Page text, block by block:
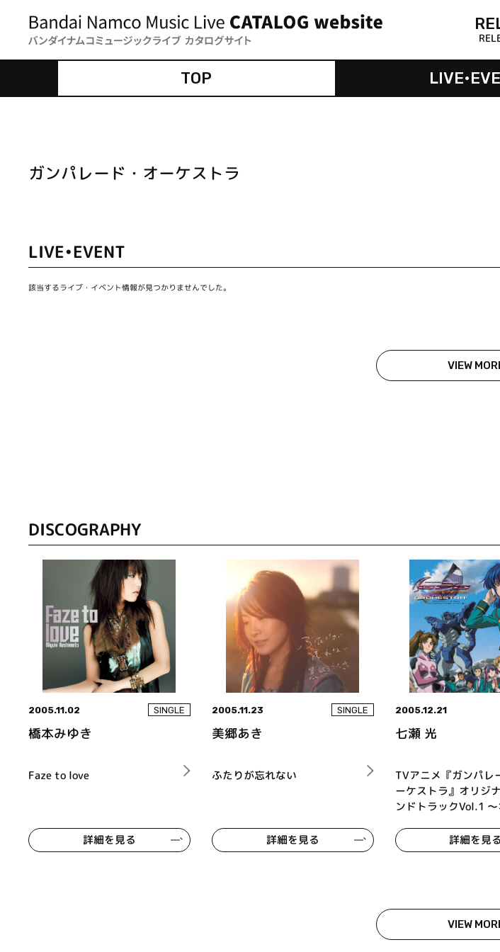
TOP
ガンパレード・オーケストラ
LIVE•EVENT
該当するライブ・イベント情報が見つかりませんでした。
VIEW
DISCOGRAPHY
2005.11.02 SINGLE
橋本みゆき
Faze to love
詳細を見る
2005.11.23 SINGLE
美郷あき
ふたりが忘れない
詳細を見る
2005.12.21
七瀬 光
TVアニメ『ガンパレ
ーケストラ』オリジ
ンドトラックVol.1
詳細を見る
VIEW